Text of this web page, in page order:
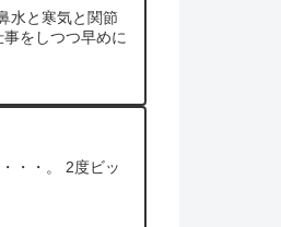
水と寒気と関節
をしつつ早めに
・・。 2度ビッ